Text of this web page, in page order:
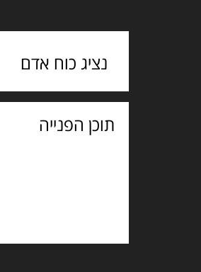
נציג כוח אדם
תוכן